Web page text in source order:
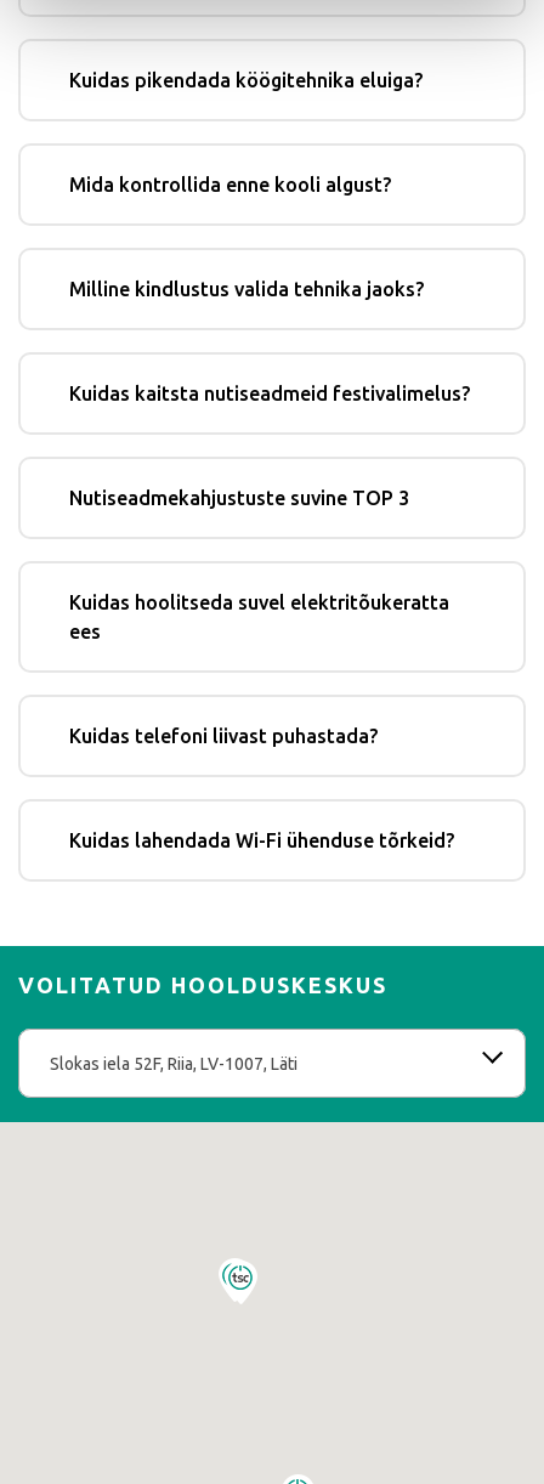
Kuidas pikendada köögitehnika eluiga?
Mida kontrollida enne kooli algust?
Milline kindlustus valida tehnika jaoks?
Kuidas kaitsta nutiseadmeid festivalimelus?
Nutiseadmekahjustuste suvine TOP 3
Kuidas hoolitseda suvel elektritõukeratta
ees
Kuidas telefoni liivast puhastada?
Kuidas lahendada Wi-Fi ühenduse tõrkeid?
VOLITATUD HOOLDUSKESKUS
Slokas iela 52F, Riia, LV-1007, Läti